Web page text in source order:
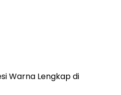
Warna Lengkap di